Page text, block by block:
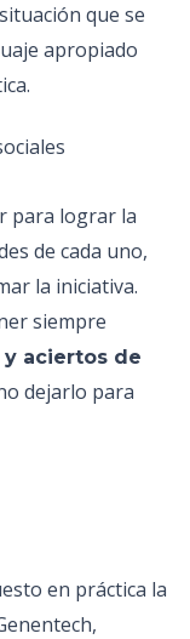
que se
apropiado
para lograr la
de cada uno,
la iniciativa.
siempre
aciertos de
dejarlo para
en práctica la